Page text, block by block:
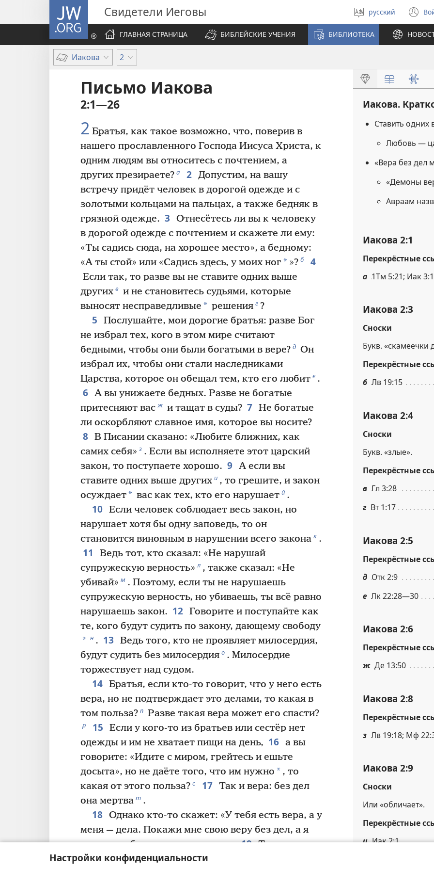
Настройки конфиденциальности
JW.ORG Свидетели Иеговы
Выберите
язык
русский
в
ГЛАВНАЯ СТРАНИЦА
БИБЛЕЙСКИЕ УЧЕНИЯ БИБЛИОТЕКА
Иакова 2
Письмо Иакова
2:1—26
2 Братья, как такое возможно, что, поверив в
нашего прославленного Господа Иисуса Христа, к
одним людям вы относитесь с почтением, а
других презираете? а 2 Допустим, на вашу
встречу придёт человек в дорогой одежде и с
золотыми кольцами на пальцах, а также бедняк в
грязной одежде. 3
Отнесётесь ли вы к человеку
в дорогой одежде с почтением и скажете ли ему:
«Ты садись сюда, на хорошее место», а бедному:
«А ты стой» или «Садись здесь, у моих ног * »? б 4
Если так, то разве вы не ставите одних выше
других в и не становитесь судьями, которые
выносят несправедливые * решения г ?
5
Послушайте, мои дорогие братья: разве Бог
не избрал тех, кого в этом мире считают
бедными, чтобы они были богатыми в вере? д Он
избрал их, чтобы они стали наследниками
Царства, которое он обещал тем, кто его любит е .
6 А вы унижаете бедных. Разве не богатые
притесняют вас ж и тащат в суды? 7 Не богатые
ли оскорбляют славное имя, которое вы носите?
8 В Писании сказано: «Любите ближних, как
самих себя» з . Если вы исполняете этот царский
закон, то поступаете хорошо. 9 А если вы
ставите одних выше других и , то грешите, и закон
осуждает* вас как тех, кто его нарушает й .
10 Если человек соблюдает весь закон, но
нарушает хотя бы одну заповедь, то он
становится виновным в нарушении всего закона к .
11
Ведь тот, кто сказал: «Не нарушай
супружескую верность» л , также сказал: «Не
убивай» м . Поэтому, если ты не нарушаешь
супружескую верность, но убиваешь, ты всё равно
нарушаешь закон. 12 Говорите и поступайте как
те, кого будут судить по закону, дающему свободу
* н . 13
Ведь того, кто не проявляет милосердия,
будут судить без милосердия о . Милосердие
торжествует над судом.
14 Братья, если кто-то говорит, что у него есть
вера, но не подтверждает это делами, то какая в
том польза? п Разве такая вера может его спасти?
р 15
Если у кого-то из братьев или сестёр нет
одежды и им не хватает пищи на день, 16 а вы
говорите: «Идите с миром, грейтесь и ешьте
досыта», но не даёте того, что им нужно * , то
какая от этого польза? с 17 Так и вера: без дел
она мертва т .
18 Однако кто-то скажет: «У тебя есть вера, а у
меня — дела. Покажи мне свою веру без дел, а я
покажу тебе свою веру делами». 19 Ты же
веришь, что есть только один Бог? Это хорошо.
Иакова.
Ставить
Любовь —
«Вера без дел
«Демоны
Авраам
Иакова 2:1
Перекрёстные
а 1Тм 5:21; Иак
Иакова 2:3
Сноски
Букв. «скамеечки
Перекрёстные
б Лв 19:15
Иакова 2:4
Сноски
Букв. «злые».
Перекрёстные
в Гл 3:28
г Вт 1:17
Иакова 2:5
Перекрёстные
д Отк 2:9
е Лк 22:28—30
Иакова 2:6
Перекрёстные
ж Де 13:50
Иакова 2:8
Перекрёстные
з Лв 19:18; Мф
Иакова 2:9
Сноски
Или «обличает».
Перекрёстные
и Иак 2:1